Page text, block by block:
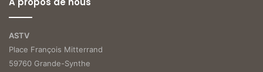
ASTV
Place François Mitterrand
59760 Grande-Synthe